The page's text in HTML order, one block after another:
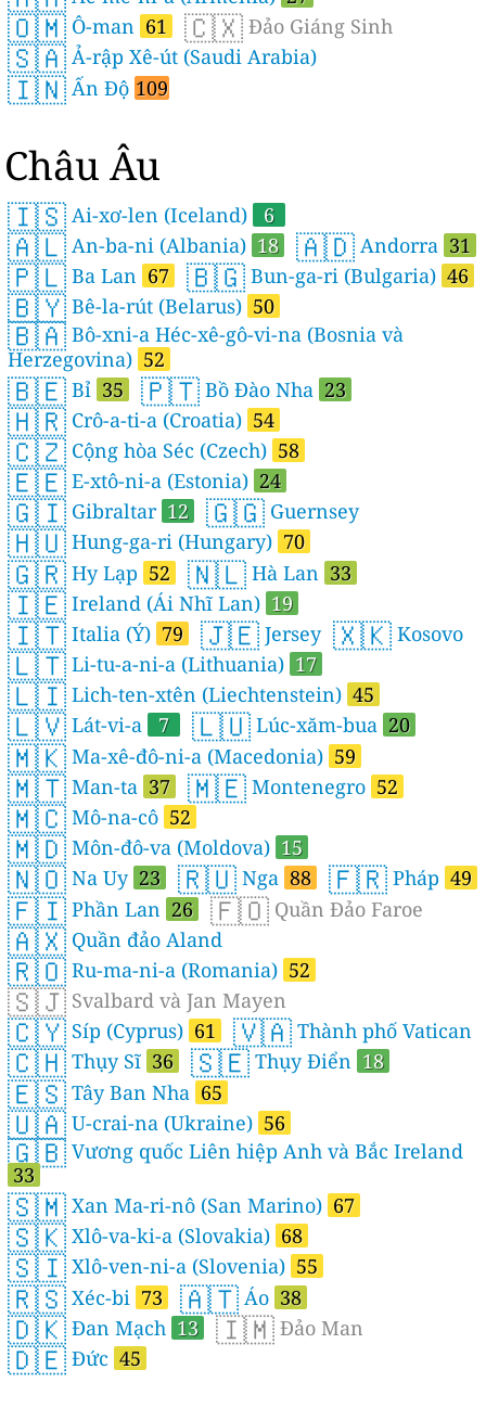
🇴🇲 Ô-man 61 🇨🇽 Đảo Giáng Sinh
🇸🇦 Ả-rập Xê-út (Saudi Arabia)
🇮🇳 Ấn Độ 109
Châu Âu
🇮🇸 Ai-xơ-len (Iceland) 6
🇦🇱 An-ba-ni (Albania) 18 🇦🇩 Andorra 31
🇵🇱 Ba Lan 67 🇧🇬 Bun-ga-ri (Bulgaria) 46
🇧🇾 Bê-la-rút (Belarus) 50
🇧🇦 Bô-xni-a Héc-xê-gô-vi-na (Bosnia và
Herzegovina) 52
🇧🇪 Bỉ 35 🇵🇹 Bồ Đào Nha 23
🇭🇷 Crô-a-ti-a (Croatia) 54
🇨🇿 Cộng hòa Séc (Czech) 58
🇪🇪 E-xtô-ni-a (Estonia) 24
🇬🇮 Gibraltar 12 🇬🇬 Guernsey
🇭🇺 Hung-ga-ri (Hungary) 70
🇬🇷 Hy Lạp 52 🇳🇱 Hà Lan 33
🇮🇪 Ireland (Ái Nhĩ Lan) 19
🇮🇹 Italia (Ý) 79 🇯🇪 Jersey 🇽🇰 Kosovo
🇱🇹 Li-tu-a-ni-a (Lithuania) 17
🇱🇮 Lich-ten-xtên (Liechtenstein) 45
🇱🇻 Lát-vi-a 7 🇱🇺 Lúc-xăm-bua 20
🇲🇰 Ma-xê-đô-ni-a (Macedonia) 59
🇲🇹 Man-ta 37 🇲🇪 Montenegro 52
🇲🇨 Mô-na-cô 52
🇲🇩 Môn-đô-va (Moldova) 15
🇳🇴 Na Uy 23 🇷🇺 Nga 88 🇫🇷 Pháp 49
🇫🇮 Phần Lan 26 🇫🇴 Quần Đảo Faroe
🇦🇽 Quần đảo Aland
🇷🇴 Ru-ma-ni-a (Romania) 52
🇸🇯 Svalbard và Jan Mayen
🇨🇾 Síp (Cyprus) 61 🇻🇦 Thành phố Vatican
🇨🇭 Thụy Sĩ 36 🇸🇪 Thụy Điển 18
🇪🇸 Tây Ban Nha 65
🇺🇦 U-crai-na (Ukraine) 56
🇬🇧 Vương quốc Liên hiệp Anh và Bắc Ireland
33
🇸🇲 Xan Ma-ri-nô (San Marino) 67
🇸🇰 Xlô-va-ki-a (Slovakia) 68
🇸🇮 Xlô-ven-ni-a (Slovenia) 55
🇷🇸 Xéc-bi 73 🇦🇹 Áo 38
🇩🇰 Đan Mạch 13 🇮🇲 Đảo Man
🇩🇪 Đức 45